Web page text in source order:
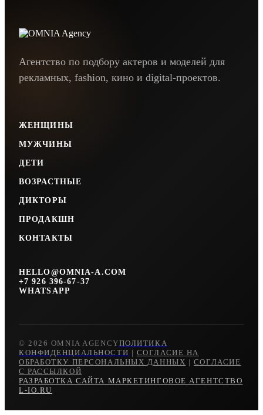
Агентство по подбору актеров и моделей для
рекламных, fashion, кино и digital-проектов.
ЖЕНЩИНЫ
МУЖЧИНЫ
ДЕТИ
ВОЗРАСТНЫЕ
ДИКТОРЫ
ПРОДАКШН
КОНТАКТЫ
HELLO@OMNIA-A.COM
+7 926 396-67-37
WHATSAPP
© 2026 OMNIA AGENCYПОЛИТИКА
КОНФИДЕНЦИАЛЬНОСТИ | СОГЛАСИЕ НА
ОБРАБОТКУ ПЕРСОНАЛЬНЫХ ДАННЫХ | СОГЛАСИЕ
С РАССЫЛКОЙ
РАЗРАБОТКА САЙТА МАРКЕТИНГОВОЕ АГЕНТСТВО
L-IO.RU